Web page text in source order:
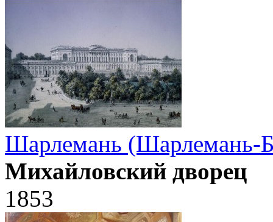
Шарлемань (Шарлемань-
Михайловский дворец
1853